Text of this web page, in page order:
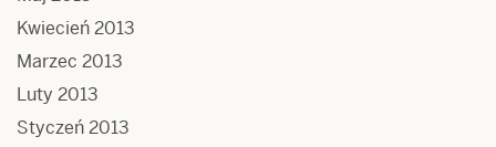
Kwiecień 2013
Marzec 2013
Luty 2013
Styczeń 2013